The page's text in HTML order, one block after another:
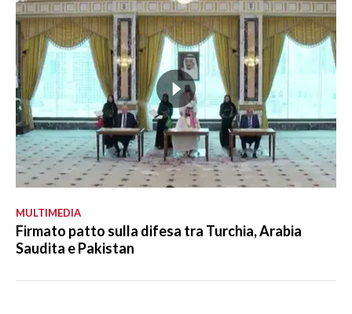
MULTIMEDIA
Firmato patto sulla difesa tra Turchia, Arabia
Saudita e Pakistan